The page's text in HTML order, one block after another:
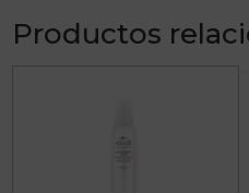
Productos